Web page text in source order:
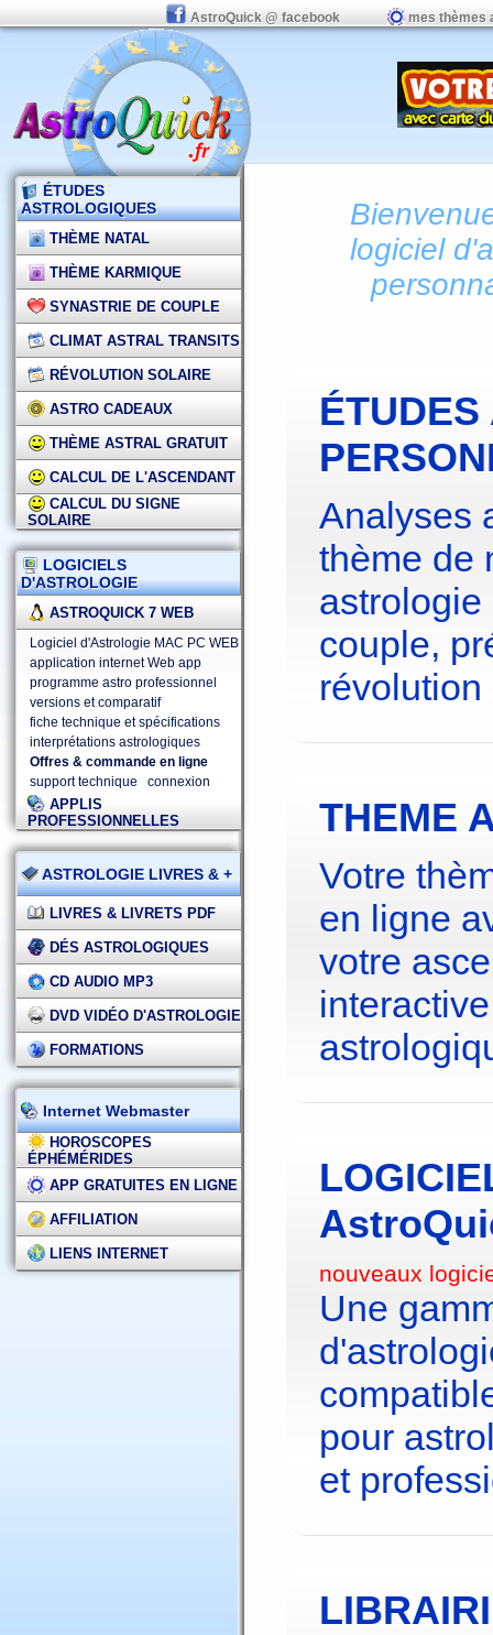
AstroQuick @ facebook mes thèmes
ÉTUDES
ASTROLOGIQUES
THÈME NATAL
THÈME KARMIQUE
SYNASTRIE DE COUPLE
CLIMAT ASTRAL TRANSITS
RÉVOLUTION SOLAIRE
ASTRO CADEAUX
THÈME ASTRAL GRATUIT
CALCUL DE L'ASCENDANT
CALCUL DU SIGNE
SOLAIRE
LOGICIELS
D'ASTROLOGIE
ASTROQUICK 7 WEB
Logiciel d'Astrologie MAC PC WEB
application internet Web app
programme astro professionnel
versions et comparatif
fiche technique et spécifications
interprétations astrologiques
Offres & commande en ligne
support technique
connexion
APPLIS
PROFESSIONNELLES
ASTROLOGIE LIVRES & +
LIVRES & LIVRETS PDF
DÉS ASTROLOGIQUES
CD AUDIO MP3
DVD VIDÉO D'ASTROLOGIE
FORMATIONS
Internet Webmaster
HOROSCOPES
ÉPHÉMÉRIDES
APP GRATUITES EN LIGNE
AFFILIATION
LIENS INTERNET
logiciel
Analyses
thème de
couple,
THEME
Votre
en ligne
votre
nouveaux
Une
pour
et